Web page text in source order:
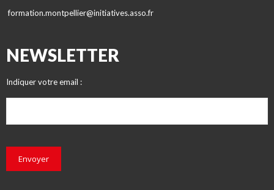
formation.montpellier@initiatives.asso.fr
NEWSLETTER
Indiquer votre email :
Envoyer